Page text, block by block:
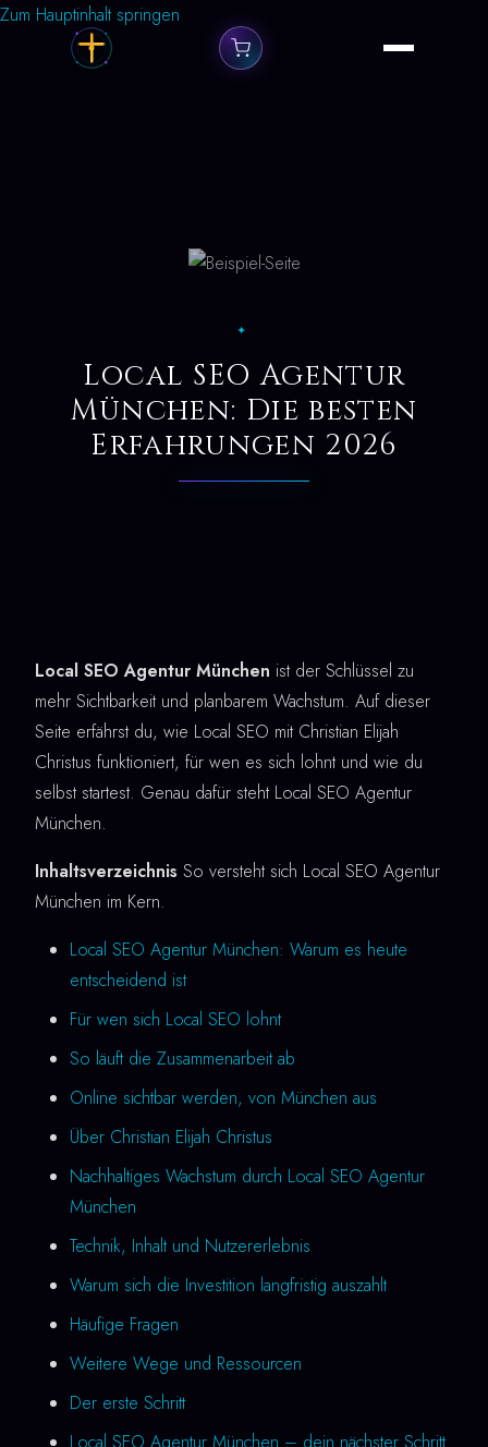
Zum Hauptinhalt springen
✦
Local SEO Agentur
München: Die besten
Erfahrungen 2026
Local SEO Agentur München ist der Schlüssel zu
mehr Sichtbarkeit und planbarem Wachstum. Auf dieser
Seite erfährst du, wie Local SEO mit Christian Elijah
Christus funktioniert, für wen es sich lohnt und wie du
selbst startest. Genau dafür steht Local SEO Agentur
München.
Inhaltsverzeichnis So versteht sich Local SEO Agentur
München im Kern.
Local SEO Agentur München: Warum es heute
entscheidend ist
Für wen sich Local SEO lohnt
So läuft die Zusammenarbeit ab
Online sichtbar werden, von München aus
Über Christian Elijah Christus
Nachhaltiges Wachstum durch Local SEO Agentur
München
Technik, Inhalt und Nutzererlebnis
Warum sich die Investition langfristig auszahlt
Häufige Fragen
Weitere Wege und Ressourcen
Der erste Schritt